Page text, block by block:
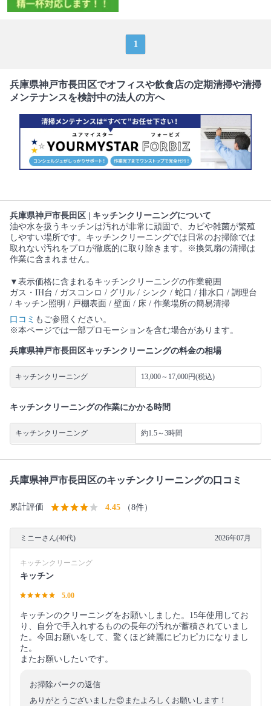
1
兵庫県神戸市長田区でオフィスや飲食店の定期清掃や清掃
メンテナンスを検討中の法人の方へ
兵庫県神戸市長田区 | キッチンクリーニングについて
油や水を扱うキッチンは汚れが非常に頑固で、カビや雑菌が繁殖
しやすい場所です。キッチンクリーニングでは日常のお掃除では
取れない汚れをプロが徹底的に取り除きます。※換気扇の清掃は
作業に含まれません。
▼表示価格に含まれるキッチンクリーニングの作業範囲
ガス・IH台 / ガスコンロ / グリル / シンク / 蛇口 / 排水口 / 調理台
/ キッチン照明 / 戸棚表面 / 壁面 / 床 / 作業場所の簡易清掃
口コミ もご参照ください。
※本ページでは一部プロモーションを含む場合があります。
兵庫県神戸市長田区キッチンクリーニングの料金の相場
キッチンクリーニング 13,000～17,000円(税込)
キッチンクリーニングの作業にかかる時間
キッチンクリーニング 約1.5～3時間
兵庫県神戸市長田区のキッチンクリーニングの口コミ
累計評価 4.45 （8件）
ミニーさん(40代) 2026年07月
キッチンクリーニング
キッチン
5.00
キッチンのクリーニングをお願いしました。15年使用してお
り、自分で手入れするものの長年の汚れが蓄積されていまし
た。今回お願いをして、驚くほど綺麗にピカピカになりまし
た。
またお願いしたいです。
お掃除パークの返信
ありがとうございました😊またよろしくお願いします！